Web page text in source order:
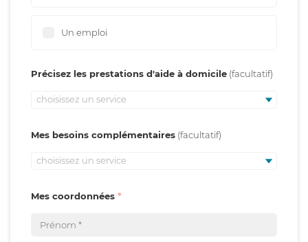
Un emploi
Précisez les prestations d'aide à domicile
choisissez un service
Mes besoins complémentaires
choisissez un service
Mes coordonnées